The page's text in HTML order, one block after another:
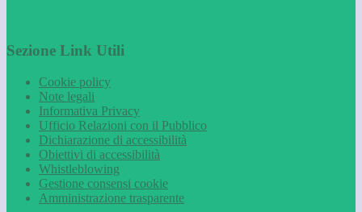
Sezione Link Utili
Cookie policy
Note legali
Informativa Privacy
Ufficio Relazioni con il Pubblico
Dichiarazione di accessibilità
Obiettivi di accessibilità
Whistleblowing
Gestione consensi cookie
Amministrazione trasparente